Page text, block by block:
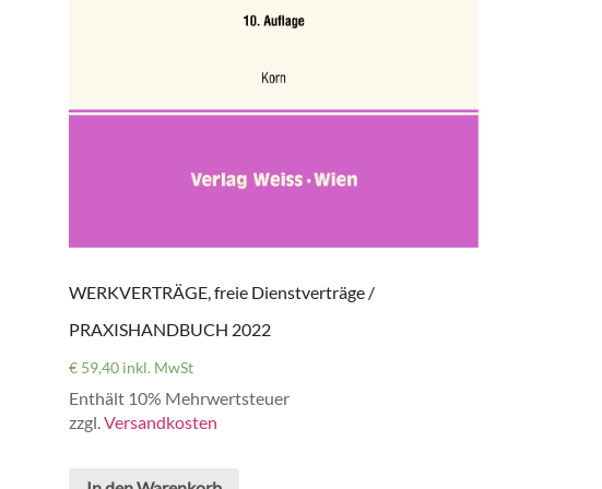
WERKVERTRÄGE, freie Dienstverträge /
PRAXISHANDBUCH 2022
€ 59,40 inkl. MwSt
Enthält 10% Mehrwertsteuer
zzgl.Versandkosten